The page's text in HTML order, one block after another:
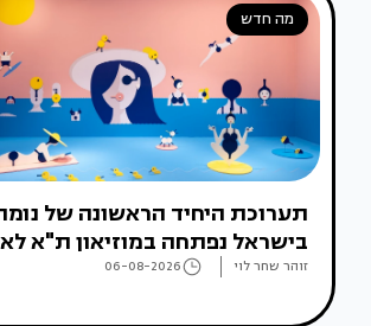
מה חדש
תערוכת היחיד הראשונה של
בישראל נפתחה במוזיאון ת"א
זוהר שחר לוי 06-08-2026